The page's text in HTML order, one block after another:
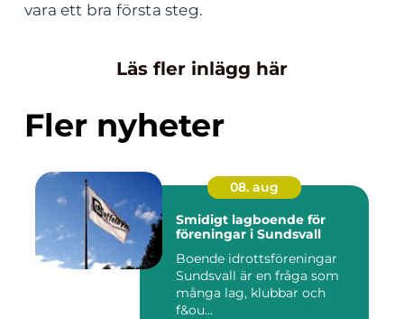
vara ett bra första steg.
Läs fler inlägg här
Fler nyheter
08. aug
Smidigt lagboende för
föreningar i Sundsvall
Boende idrottsföreningar
Sundsvall är en fråga som
många lag, klubbar och
f&ou...